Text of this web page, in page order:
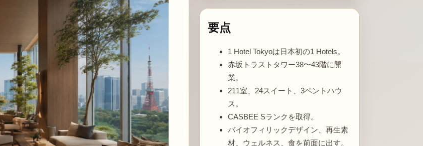
要点
1 Hotel Tokyoは日本初の1 Hotels。
赤坂トラストタワー38〜43階に開
業。
211室、24スイート、3ペントハウ
ス。
CASBEE Sランクを取得。
バイオフィリックデザイン、再生素
材、ウェルネス、食を前面に出す。